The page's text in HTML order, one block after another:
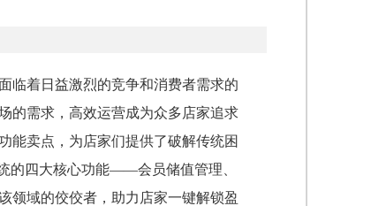
临着日益激烈的竞争和消费者需求的
的需求，高效运营成为众多店家追求
能卖点，为店家们提供了破解传统困
的四大核心功能——会员储值管理、
领域的佼佼者，助力店家一键解锁盈